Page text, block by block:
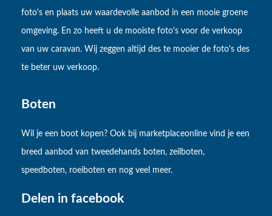
foto's en plaats uw waardevolle aanbod in een mooie groene
omgeving. En zo heeft u de mooiste foto's voor de verkoop
van uw caravan. Wij zeggen altijd des te mooier de foto's des
te beter uw verkoop.
Boten
Wil je een boot kopen? Ook bij marketplaceonline vind je een
breed aanbod van tweedehands boten, zeilboten,
speedboten, roeiboten en nog veel meer.
Delen in facebook